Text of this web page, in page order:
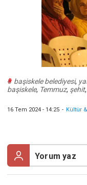
# başiskele belediyesi,
başiskele, Temmuz, şehit,
16 Tem 2024 - 14:25 - Kültür